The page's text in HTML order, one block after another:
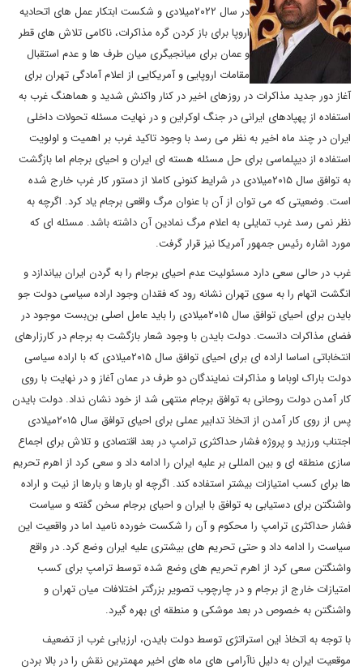
در سال ۲۰۲۲میلادی و شکست ابتکار عمل های اتحادیه
اروپا برای باز کردن گره مذاکرات، ناکامی تلاش های قطر
و عمان برای میانجیگری میان طرف ها و عدم استقبال
مقامات اروپایی و آمریکایی از اعلام آمادگی تهران برای
آغاز دور جدید مذاکرات در روزهای اخیر در کنار واکنش شدید و هماهنگ غرب به
استفاده از پهپادهای ایرانی در جنگ اوکراین و در نهایت مسئله تحولات داخلی
ایران در چند ماه اخیر به نظر می رسد با وجود تاکید غرب بر اهمیت و اولویت
استفاده از دیپلماسی برای حل مسئله هسته ای ایران و احیای برجام اما بازگشت
به توافق سال ۲۰۱۵میلادی در شرایط کنونی کاملا از دستور کار غرب خارج شده
است‌. وضعیتی که می توان از آن با عنوان مرگ واقعی برجام یاد کرد. اگرچه به
نظر نمی رسد غرب تمایلی به اعلام مرگ نمادین آن داشته باشد. مسئله ای که
مورد اشاره رئیس جمهور آمریکا نیز قرار گرفت.
غرب در حالی سعی دارد مسئولیت عدم احیای برجام را به گردن ایران بیاندازد و
انگشت اتهام را به سوی تهران نشانه رود که فقدان وجود اراده سیاسی دولت جو
بایدن برای احیای توافق سال ۲۰۱۵میلادی را باید عامل اصلی بن‌بست موجود در
فضای مذاکرات دانست. دولت بایدن با وجود شعار بازگشت به برجام در کارزارهای
انتخاباتی اساسا اراده ای برای احیای توافق سال ۲۰۱۵میلادی که با اراده سیاسی
دولت باراک اوباما و مذاکرات نمایندگان دو طرف در عمان آغاز و در نهایت با روی
کار آمدن دولت روحانی به توافق برجام منتهی شد از خود نشان نداد. دولت بایدن
پس از روی کار آمدن از اتخاذ تدابیر عملی برای احیای توافق سال ۲۰۱۵میلادی
اجتناب ورزید و پروژه فشار حداکثری ترامپ در بعد اقتصادی و تلاش برای اجماع
سازی منطقه ای و بین المللی بر علیه ایران را ادامه داد و سعی کرد از اهرم تحریم
ها برای کسب امتیازات بیشتر استفاده کند. اگرچه او بار‌ها و بار‌ها از نیت و اراده
واشنگتن برای دستیابی به توافق با ایران و احیای برجام سخن گفته و سیاست
فشار حداکثری ترامپ را محکوم و آن را شکست خورده نامید اما در واقعیت این
سیاست را ادامه داد و حتی تحریم های بیشتری علیه ایران وضع کرد. در واقع
واشنگتن سعی کرد از اهرم تحریم های وضع شده توسط ترامپ برای کسب
امتیازات خارج از برجام و در چارچوب تصویر بزرگتر اختلافات میان تهران و
واشنگتن به خصوص در بعد موشکی و منطقه ای بهره گیرد.
با توجه به اتخاذ این استراتژی توسط دولت بایدن، ارزیابی غرب از تضعیف
موقعیت ایران به دلیل ناآرامی های ماه های اخیر مهمترین نقش را در بالا بردن